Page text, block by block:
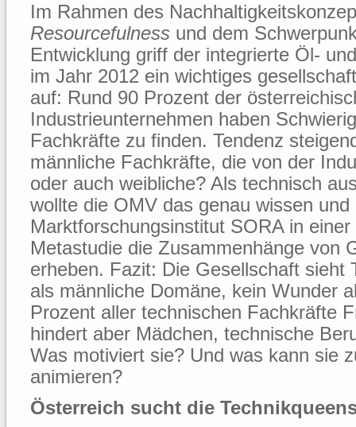
Im Rahmen des
Resourcefulness und dem
Entwicklung griff der integrierte Öl-
im Jahr 2012 ein wichtiges
auf: Rund 90 Prozent der
Industrieunternehmen haben
Fachkräfte zu finden. Tendenz
männliche Fachkräfte, die von der
oder auch weibliche? Als technisch
wollte die OMV das genau wissen
Marktforschungsinstitut SORA in
Metastudie die Zusammenhänge von
erheben. Fazit: Die Gesellschaft sieht
als männliche Domäne, kein Wunder
Prozent aller technischen Fachkräfte
hindert aber Mädchen, technische
Was motiviert sie? Und was kann sie
animieren?
Österreich sucht die